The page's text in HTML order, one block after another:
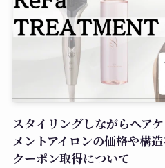
スタイリングしながらヘア
メントアイロンの価格や構
クーポン取得について